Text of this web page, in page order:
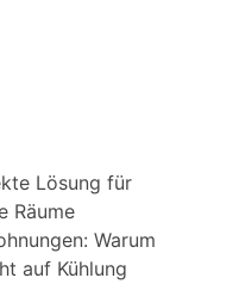
Lösung für
Räume
Warum
auf Kühlung